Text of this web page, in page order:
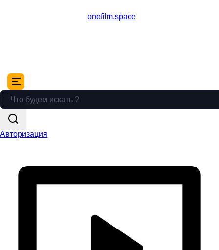
onefilm.space
Авторизация